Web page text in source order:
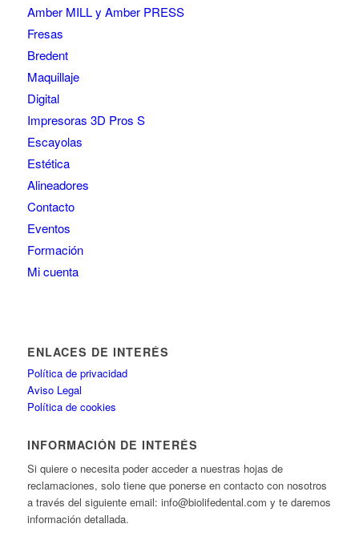
Amber MILL y Amber PRESS
Fresas
Bredent
Maquillaje
Digital
Impresoras 3D Pros S
Escayolas
Estética
Alineadores
Contacto
Eventos
Formación
Mi cuenta
ENLACES DE INTERÉS
Política de privacidad
Aviso Legal
Política de cookies
INFORMACIÓN DE INTERÉS
Si quiere o necesita poder acceder a nuestras hojas de
reclamaciones, solo tiene que ponerse en contacto con nosotros
a través del siguiente email: info@biolifedental.com y te daremos
información detallada.